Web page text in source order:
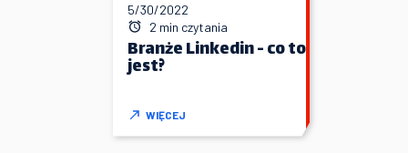
5/30/2022
2 min czytania
Branże Linkedin - co to
jest?
WIĘCEJ